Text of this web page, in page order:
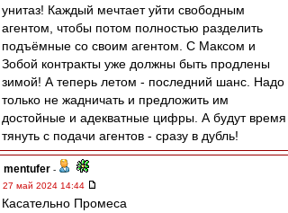
унитаз! Каждый мечтает уйти свободным
агентом, чтобы потом полностью разделить
подъёмные со своим агентом. С Максом и
Зобой контракты уже должны быть продлены
зимой! А теперь летом - последний шанс. Надо
только не жадничать и предложить им
достойные и адекватные цифры. А будут время
тянуть с подачи агентов - сразу в дубль!
mentufer -
27 май 2024 14:44
Касательно Промеса